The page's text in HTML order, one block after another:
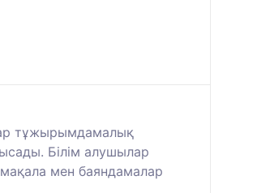
тұжырымдамалық
Білім алушылар
мен баяндамалар